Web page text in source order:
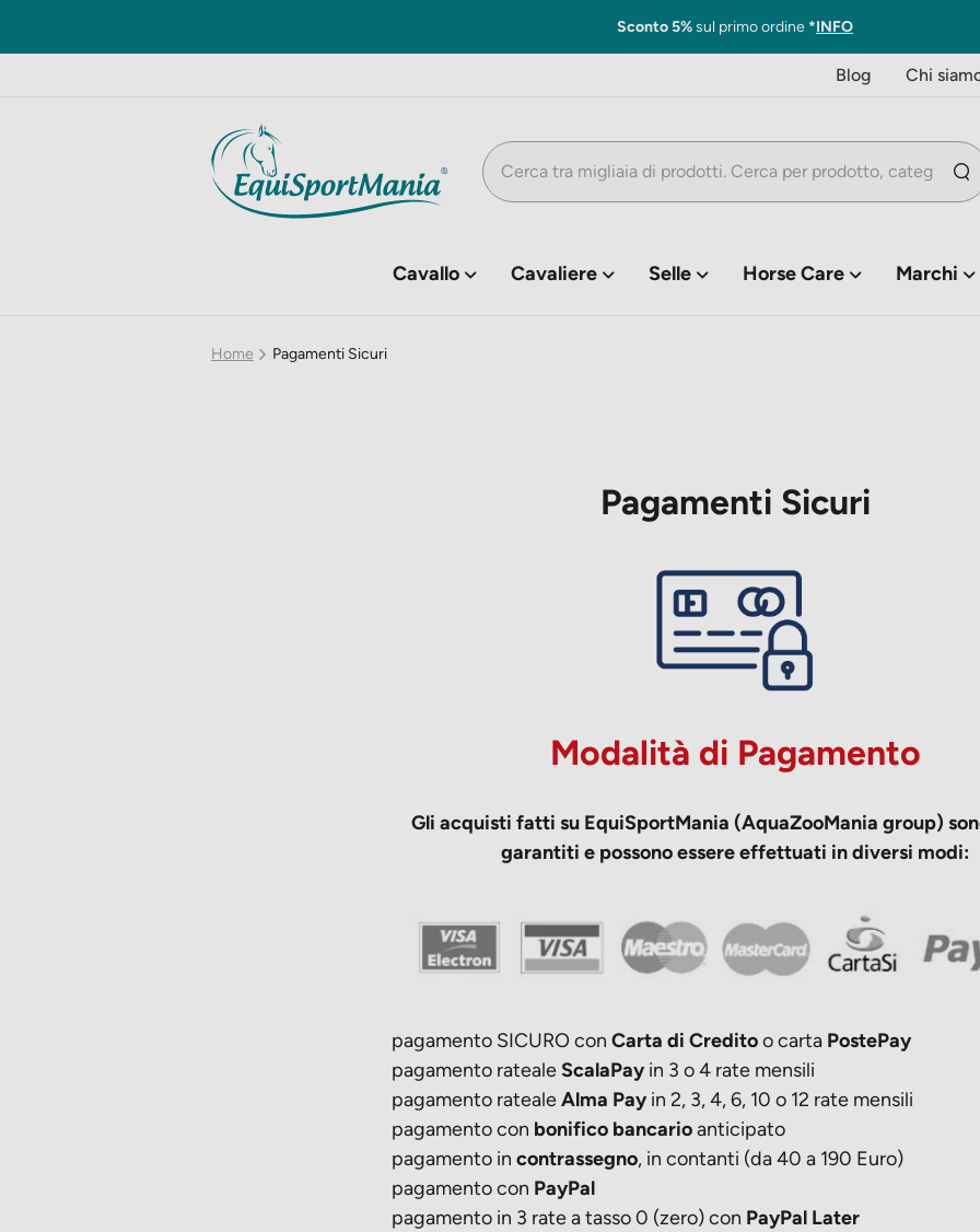
Sconto 5%sul primo ordine *INFO
Blog Chi
Cavallo Cavaliere Selle Horse Care Marchi
Home Pagamenti Sicuri
Pagamenti Sicuri
Modalità di Pagamento
Gli acquisti fatti su EquiSportMania (AquaZooMania group)
garantiti e possono essere effettuati in diversi modi:
pagamento SICURO con Carta di Creditoo carta PostePay
pagamento ratealeScalaPay in 3 o 4 rate mensili
pagamento ratealeAlma Pay in 2, 3, 4, 6, 10 o 12 rate mensili
pagamento con bonifico bancarioanticipato
pagamento in contrassegno, in contanti (da 40 a 190 Euro)
pagamento con PayPal
pagamento in 3 rate a tasso 0 (zero) con PayPal Later